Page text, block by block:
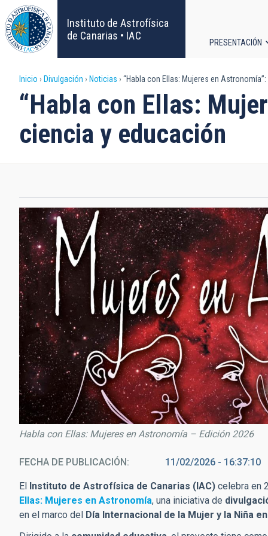
Pasar
al
contenido
principal
Instituto de Astrofísica
de Canarias • IAC
PRESENTACIÓN
Sobrescribir
enlaces
de
a
la
navegación
Inicio Divulgación Noticias “Habla con Ellas: Mujeres en
“Habla con Ellas:
ciencia y educación
Habla con Ellas: Mujeres en Astronomía – Edición 2026
FECHA DE PUBLICACIÓN 11/02/2026 - 16:37:10
El Instituto de Astrofísica de Canarias (IAC) celebra en
Ellas: Mujeres en Astronomía, una iniciativa de
en el marco del
Día Internacional de la Mujer y la Niña